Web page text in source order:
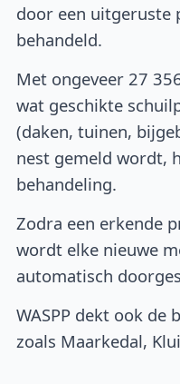
door een uitgeruste
behandeld.
Met ongeveer 27
wat geschikte
(daken, tuinen,
nest gemeld wordt,
behandeling.
Zodra een erkende
wordt elke nieuwe
automatisch
WASPP dekt ook de
zoals Maarkedal,